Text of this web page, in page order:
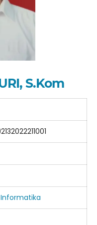
S.Kom